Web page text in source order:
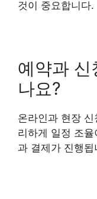
것이 중요합니다.
예약과 신
나요?
온라인과 현장
리하게 일정 조
과 결제가 진행됩